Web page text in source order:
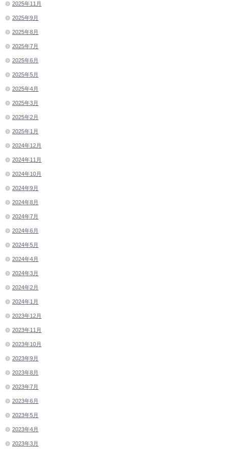
2025年11月
2025年9月
2025年8月
2025年7月
2025年6月
2025年5月
2025年4月
2025年3月
2025年2月
2025年1月
2024年12月
2024年11月
2024年10月
2024年9月
2024年8月
2024年7月
2024年6月
2024年5月
2024年4月
2024年3月
2024年2月
2024年1月
2023年12月
2023年11月
2023年10月
2023年9月
2023年8月
2023年7月
2023年6月
2023年5月
2023年4月
2023年3月